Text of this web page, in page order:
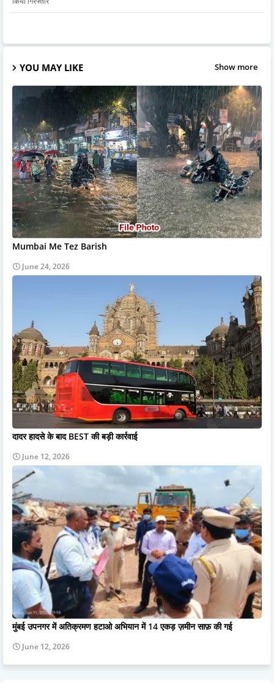
YOU MAY LIKE Show more
Mumbai Me Tez Barish
June 24, 2026
दादर हादसे के बाद BEST की बड़ी कार्रवाई
June 12, 2026
मुंबई उपनगर में अतिक्रमण हटाओ अभियान में 14 एकड़ ज़मीन साफ़ की गई
June 12, 2026